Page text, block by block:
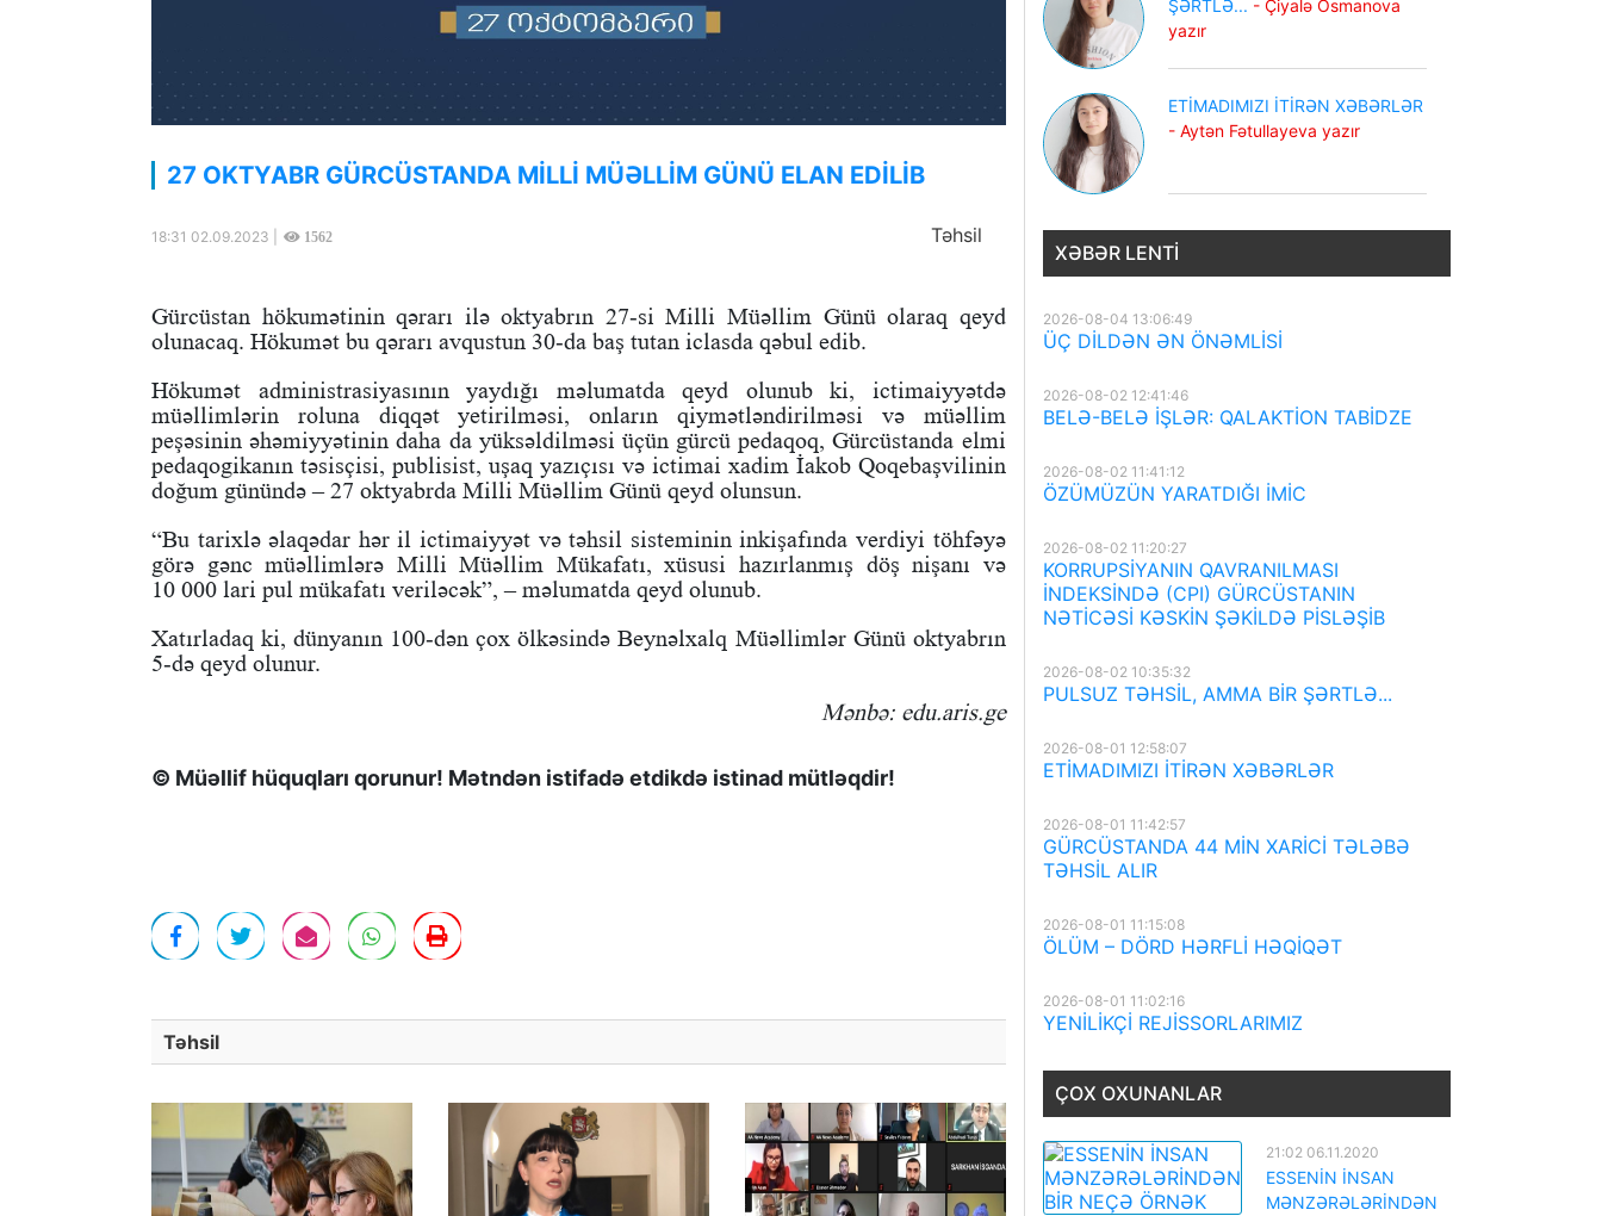
27 OKTYABR GÜRCÜSTANDA MİLLİ MÜƏLLİM GÜNÜ ELAN EDİLİB
18:31 02.09.2023 | 1562 Təhsil
Gürcüstan hökumətinin qərarı ilə oktyabrın 27-si Milli Müəllim Günü olaraq qeyd
olunacaq. Hökumət bu qərarı avqustun 30-da baş tutan iclasda qəbul edib.
Hökumət administrasiyasının yaydığı məlumatda qeyd olunub ki, ictimaiyyətdə
müəllimlərin roluna diqqət yetirilməsi, onların qiymətləndirilməsi və müəllim
peşəsinin əhəmiyyətinin daha da yüksəldilməsi üçün gürcü pedaqoq, Gürcüstanda elmi
pedaqogikanın təsisçisi, publisist, uşaq yazıçısı və ictimai xadim İakob Qoqebaşvilinin
doğum günündə – 27 oktyabrda Milli Müəllim Günü qeyd olunsun.
“Bu tarixlə əlaqədar hər il ictimaiyyət və təhsil sisteminin inkişafında verdiyi töhfəyə
görə gənc müəllimlərə Milli Müəllim Mükafatı, xüsusi hazırlanmış döş nişanı və
10 000 lari pul mükafatı veriləcək”, – məlumatda qeyd olunub.
Xatırladaq ki, dünyanın 100-dən çox ölkəsində Beynəlxalq Müəllimlər Günü oktyabrın
5-də qeyd olunur.
Mənbə: edu.aris.ge
© Müəllif hüquqları qorunur! Mətndən istifadə etdikdə istinad mütləqdir!
Təhsil
ŞƏRTLƏ... - Çiyalə Osmanova
yazır
ETİMADIMIZI İTİRƏN XƏBƏRLƏR
- Aytən Fətullayeva yazır
XƏBƏR LENTI
2026-08-04 13:06:49
ÜÇ DİLDƏN ƏN ÖNƏMLİSİ
2026-08-02 12:41:46
BELƏ-BELƏ İŞLƏR: QALAKTİON TABİDZE
2026-08-02 11:41:12
ÖZÜMÜZÜN YARATDIĞI İMİC
2026-08-02 11:20:27
KORRUPSİYANIN QAVRANILMASI
İNDEKSİNDƏ (CPI) GÜRCÜSTANIN
NƏTİCƏSİ KƏSKİN ŞƏKİLDƏ PİSLƏŞİB
2026-08-02 10:35:32
PULSUZ TƏHSİL, AMMA BİR ŞƏRTLƏ...
2026-08-01 12:58:07
ETİMADIMIZI İTİRƏN XƏBƏRLƏR
2026-08-01 11:42:57
GÜRCÜSTANDA 44 MİN XARİCİ TƏLƏBƏ
TƏHSİL ALIR
2026-08-01 11:15:08
ÖLÜM – DÖRD HƏRFLİ HƏQİQƏT
2026-08-01 11:02:16
YENİLİKÇİ REJİSSORLARIMIZ
ÇOX OXUNANLAR
21:02 06.11.2020
ESSENİN İNSAN
MƏNZƏRƏLƏRİNDƏN